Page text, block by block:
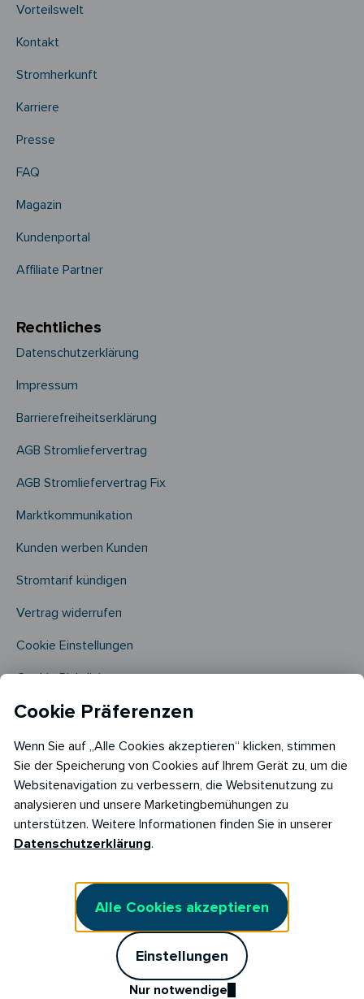
Vorteilswelt
Kontakt
Stromherkunft
Karriere
Presse
FAQ
Magazin
Kundenportal
Affiliate Partner
Rechtliches
Datenschutzerklärung
Impressum
Barrierefreiheitserklärung
AGB Stromliefervertrag
AGB Stromliefervertrag Fix
Marktkommunikation
Kunden werben Kunden
Stromtarif kündigen
Vertrag widerrufen
Cookie Einstellungen
Cookie Richtlinie​
Copyright © 2026
RABOT Energy DE GmbH
Hopfenmarkt 33,
Cookie Präferenzen
Wenn Sie auf „Alle Cookies akzeptieren“ klicken, stimmen
Sie der Speicherung von Cookies auf Ihrem Gerät zu, um die
Websitenavigation zu verbessern, die Websitenutzung zu
analysieren und unsere Marketingbemühungen zu
unterstützen. Weitere Informationen finden Sie in unserer
Datenschutzerklärung.
Alle Cookies akzeptieren
Einstellungen
Nur notwendige